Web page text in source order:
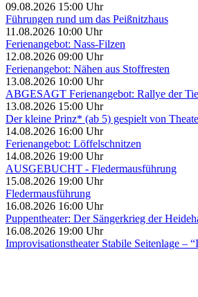
09.08.2026 15:00 Uhr
Führungen rund um das Peißnitzhaus
11.08.2026 10:00 Uhr
Ferienangebot: Nass-Filzen
12.08.2026 09:00 Uhr
Ferienangebot: Nähen aus Stoffresten
13.08.2026 10:00 Uhr
ABGESAGT Ferienangebot: Rallye der
13.08.2026 15:00 Uhr
Der kleine Prinz* (ab 5) gespielt von
14.08.2026 16:00 Uhr
Ferienangebot: Löffelschnitzen
14.08.2026 19:00 Uhr
AUSGEBUCHT - Fledermausführung
15.08.2026 19:00 Uhr
Fledermausführung
16.08.2026 16:00 Uhr
Puppentheater: Der Sängerkrieg der
16.08.2026 19:00 Uhr
Improvisationstheater Stabile Seitenlage –